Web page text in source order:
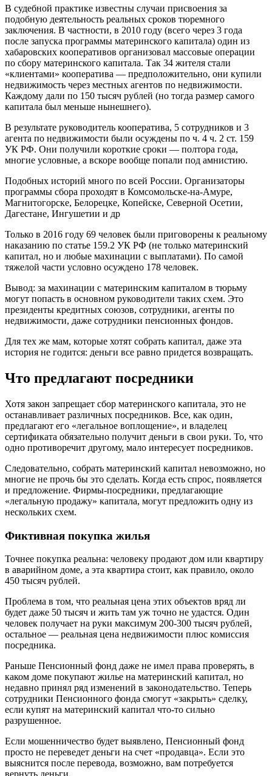
В судебной практике известны случаи присвоения за
подобную деятельность реальных сроков тюремного
заключения. В частности, в 2010 году (всего через 3 года
после запуска программы материнского капитала) один из
хабаровских кооперативов организовал массовые операции
по сбору материнского капитала. Так 34 жителя стали
«клиентами» кооператива — предположительно, они купили
недвижимость через местных агентов по недвижимости.
Каждому дали по 150 тысяч рублей (но тогда размер самого
капитала был меньше нынешнего).
В результате руководитель кооператива, 5 сотрудников и 3
агента по недвижимости были осуждены по ч. 4 ч. 2 ст. 159
УК РФ. Они получили короткие сроки — полтора года,
многие условные, а вскоре вообще попали под амнистию.
Подобных историй много по всей России. Организаторы
программы сбора проходят в Комсомольске-на-Амуре,
Магнитогорске, Белорецке, Копейске, Северной Осетии,
Дагестане, Ингушетии и др
Только в 2016 году 69 человек были приговорены к реальному
наказанию по статье 159.2 УК РФ (не только материнский
капитал, но и любые махинации с выплатами). По самой
тяжелой части условно осуждено 178 человек.
Вывод: за махинации с материнским капиталом в тюрьму
могут попасть в основном руководители таких схем. Это
президенты кредитных союзов, сотрудники, агенты по
недвижимости, даже сотрудники пенсионных фондов.
Для тех же мам, которые хотят собрать капитал, даже эта
история не годится: деньги все равно придется возвращать.
Что предлагают посредники
Хотя закон запрещает сбор материнского капитала, это не
останавливает различных посредников. Все, как один,
предлагают его «легальное воплощение», и владелец
сертификата обязательно получит деньги в свои руки. То, что
одно противоречит другому, мало интересует посредников.
Следовательно, собрать материнский капитал невозможно, но
многие не прочь бы это сделать. Когда есть спрос, появляется
и предложение. Фирмы-посредники, предлагающие
«легальную продажу» капитала, могут предложить одну из
нескольких схем.
Фиктивная покупка жилья
Точнее покупка реальна: человеку продают дом или квартиру
в аварийном доме, а эта квартира стоит, как правило, около
450 тысяч рублей.
Проблема в том, что реальная цена этих объектов вряд ли
будет даже 50 тысяч и жить там уж точно не удастся. Один
человек получает на руки максимум 200-300 тысяч рублей,
остальное — реальная цена недвижимости плюс комиссия
посредника.
Раньше Пенсионный фонд даже не имел права проверять, в
каком доме покупают жилье на материнский капитал, но
недавно принял ряд изменений в законодательство. Теперь
сотрудники Пенсионного фонда смогут «закрыть» сделку,
если купят на материнский капитал что-то сильно
разрушенное.
Если мошенничество будет выявлено, Пенсионный фонд
просто не переведет деньги на счет «продавца». Если это
выяснится после перевода, возможно, вам потребуется